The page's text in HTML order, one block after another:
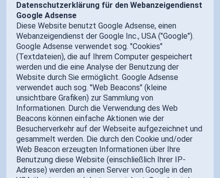
Datenschutzerklärung für den Webanzeigendienst
Google Adsense
Diese Website benutzt Google Adsense, einen
Webanzeigendienst der Google Inc., USA ("Google").
Google Adsense verwendet sog. "Cookies"
(Textdateien), die auf Ihrem Computer gespeichert
werden und die eine Analyse der Benutzung der
Website durch Sie ermöglicht. Google Adsense
verwendet auch sog. "Web Beacons" (kleine
unsichtbare Grafiken) zur Sammlung von
Informationen. Durch die Verwendung des Web
Beacons können einfache Aktionen wie der
Besucherverkehr auf der Webseite aufgezeichnet und
gesammelt werden. Die durch den Cookie und/oder
Web Beacon erzeugten Informationen über Ihre
Benutzung diese Website (einschließlich Ihrer IP-
Adresse) werden an einen Server von Google in den